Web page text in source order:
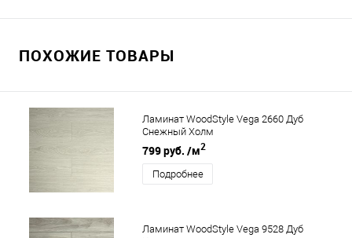
ПОХОЖИЕ ТОВАРЫ
Ламинат WoodStyle Vega 2660 Дуб
Снежный Холм
799 руб. /м2
Подробнее
Ламинат WoodStyle Vega 9528 Дуб